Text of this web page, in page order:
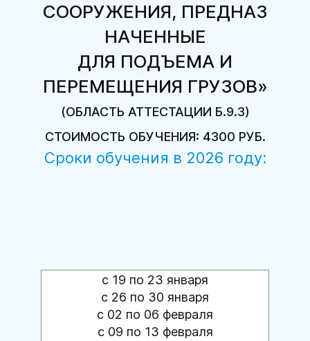
СООРУЖЕНИЯ, ПРЕДНАЗ
НАЧЕННЫЕ
ДЛЯ ПОДЪЕМА И
ПЕРЕМЕЩЕНИЯ ГРУЗОВ»
(ОБЛАСТЬ АТТЕСТАЦИИ Б.9.3)
СТОИМОСТЬ ОБУЧЕНИЯ: 4300 РУБ.
Сроки обучения в 2026 году:
с 19 по 23 января
с 26 по 30 января
с 02 по 06 февраля
с 09 по 13 февраля